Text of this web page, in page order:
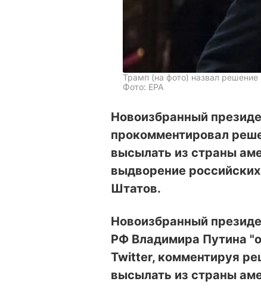
Трамп (на фото) назвал
Фото: EPA
Новоизбранный
прокомментировал
высылать из страны
выдворение
Штатов.
Новоизбранный
РФ Владимира Путина
Twitter, комментируя
высылать из страны